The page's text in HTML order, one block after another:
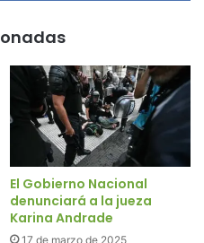
El Gobierno Nacional
denunciará a la jueza
Karina Andrade
17 de marzo de 2025